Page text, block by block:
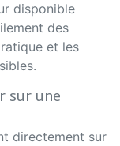
disponible
des
et les
sur une
directement sur